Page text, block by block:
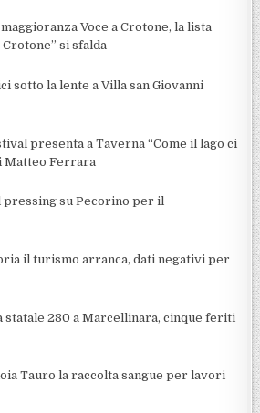
Voce a Crotone, la lista
si sfalda
sotto la lente a Villa san Giovanni
presenta a Taverna “Come il lago ci
Matteo Ferrara
pressing su Pecorino per il
il turismo arranca, dati negativi per
statale 280 a Marcellinara, cinque feriti
Tauro la raccolta sangue per lavori